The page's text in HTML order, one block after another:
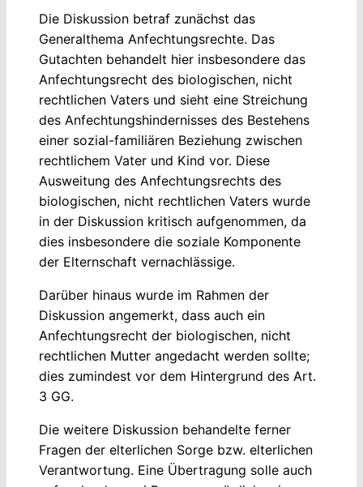
Die Diskussion betraf zunächst das
Generalthema Anfechtungsrechte. Das
Gutachten behandelt hier insbesondere das
Anfechtungsrecht des biologischen, nicht
rechtlichen Vaters und sieht eine Streichung
des Anfechtungshindernisses des Bestehens
einer sozial-familiären Beziehung zwischen
rechtlichem Vater und Kind vor. Diese
Ausweitung des Anfechtungsrechts des
biologischen, nicht rechtlichen Vaters wurde
in der Diskussion kritisch aufgenommen, da
dies insbesondere die soziale Komponente
der Elternschaft vernachlässige.
Darüber hinaus wurde im Rahmen der
Diskussion angemerkt, dass auch ein
Anfechtungsrecht der biologischen, nicht
rechtlichen Mutter angedacht werden sollte;
dies zumindest vor dem Hintergrund des Art.
3 GG.
Die weitere Diskussion behandelte ferner
Fragen der elterlichen Sorge bzw. elterlichen
Verantwortung. Eine Übertragung solle auch